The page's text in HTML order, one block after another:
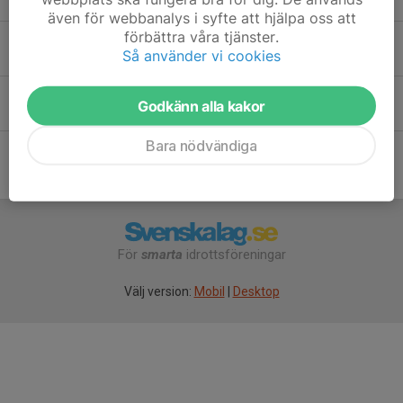
Rebecca Brezeanu
Stella Lindeborg
För smarta idrottsföreningar
Välj version: Mobil Desktop
även för webbanalys i syfte att hjälpa oss att
förbättra våra tjänster.
Så använder vi cookies
Godkänn alla kakor
Bara nödvändiga